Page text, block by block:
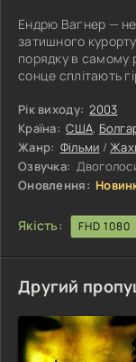
Ендрю Вагнер —
затишного
порядку в
сонце сплітають
випробувати його
таємничого
приховують у собі
ховається
готових завдати
Рік виходу: 2003
Країна: США,
Жанр: Фільми /
Озвучка:
Оновлення:
Якість: FHD 1080
Другий